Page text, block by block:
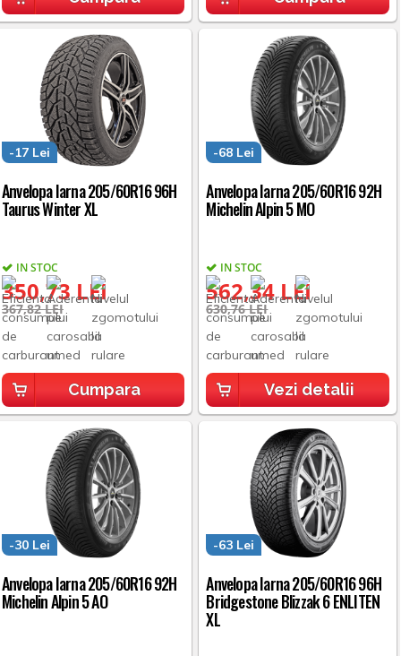
Anvelopa Iarna 205/60R16 96H
Taurus Winter XL
IN STOC
350,73 LEI
-17 Lei
367,82 LEI
Cumpara
Anvelopa Iarna 205/60R16 92H
Michelin Alpin 5 MO
IN STOC
562,34 LEI
-68 Lei
630,76 LEI
Vezi detalii
Anvelopa Iarna 205/60R16 92H
Michelin Alpin 5 AO
-30 Lei
Anvelopa Iarna 205/60R16 96H
Bridgestone Blizzak 6 ENLITEN
XL
-63 Lei